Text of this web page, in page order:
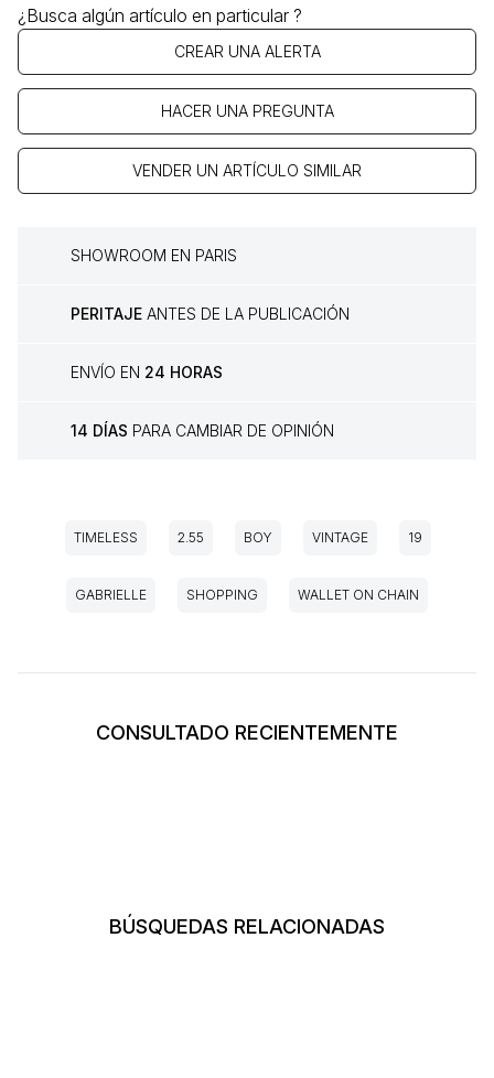
¿Busca algún artículo en particular ?
CREAR UNA ALERTA
HACER UNA PREGUNTA
VENDER UN ARTÍCULO SIMILAR
SHOWROOM EN PARIS
PERITAJE ANTES DE LA PUBLICACIÓN
ENVÍO EN 24 HORAS
14 DÍAS PARA CAMBIAR DE OPINIÓN
TIMELESS 2.55 BOY VINTAGE 19
GABRIELLE SHOPPING WALLET ON CHAIN
CONSULTADO RECIENTEMENTE
BÚSQUEDAS RELACIONADAS